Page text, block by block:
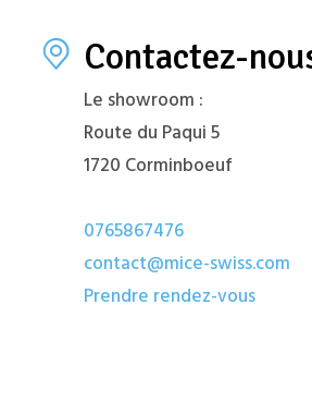
Contactez-
Le showroom :
Route du Paqui 5
1720 Corminboeuf
0765867476
contact@mice-swiss.com
Prendre rendez-vous